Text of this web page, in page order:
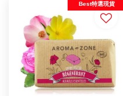
Best特選現貨